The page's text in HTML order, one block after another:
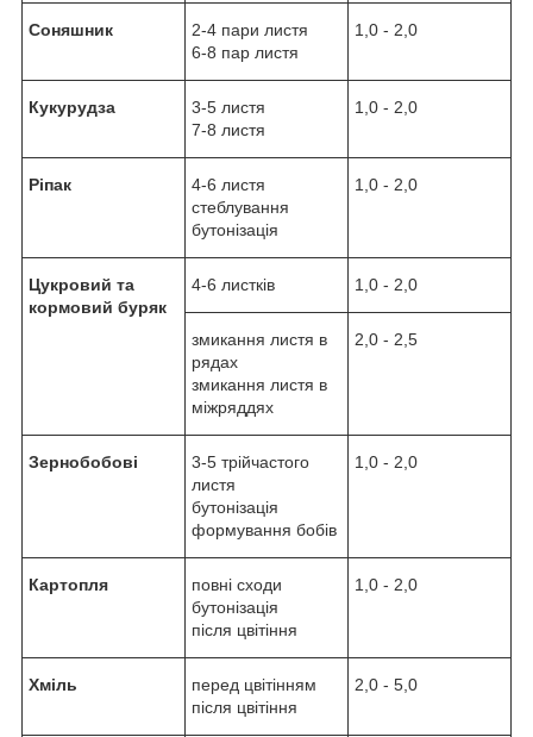
Соняшник
2-4 пари листя
6-8 пар листя
1,0 - 2,0
Кукурудза
3-5 листя
7-8 листя
1,0 - 2,0
Ріпак
4-6 листя
стеблування
бутонізація
1,0 - 2,0
Цукровий та
кормовий буряк
4-6 листків 1,0 - 2,0
змикання листя в
рядах
змикання листя в
міжряддях
2,0 - 2,5
Зернобобові
3-5 трійчастого
листя
бутонізація
формування бобів
1,0 - 2,0
Картопля
повні сходи
бутонізація
після цвітіння
1,0 - 2,0
Хміль
перед цвітінням
після цвітіння
2,0 - 5,0